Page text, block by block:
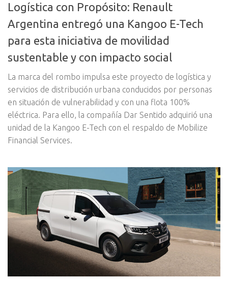
Logística con Propósito: Renault
Argentina entregó una Kangoo E-Tech
para esta iniciativa de movilidad
sustentable y con impacto social
La marca del rombo impulsa este proyecto de logística y
servicios de distribución urbana conducidos por personas
en situación de vulnerabilidad y con una flota 100%
eléctrica. Para ello, la compañía Dar Sentido adquirió una
unidad de la Kangoo E-Tech con el respaldo de Mobilize
Financial Services.